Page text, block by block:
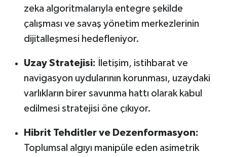
zeka algoritmalarıyla entegre şekilde
çalışması ve savaş yönetim merkezlerinin
dijitalleşmesi hedefleniyor.
Uzay Stratejisi: İletişim, istihbarat ve
navigasyon uydularının korunması, uzaydaki
varlıkların birer savunma hattı olarak kabul
edilmesi stratejisi öne çıkıyor.
Hibrit Tehditler ve Dezenformasyon:
Toplumsal algıyı manipüle eden asimetrik